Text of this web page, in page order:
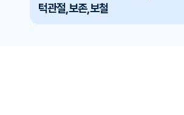
턱관절, 보존, 보철